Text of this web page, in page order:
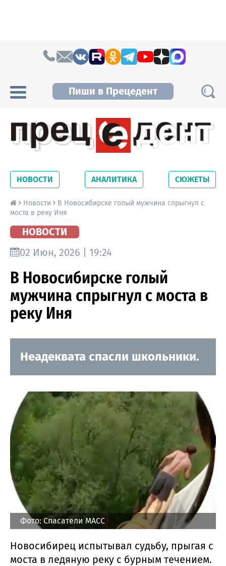
Пиши в Прецедент
Новосибирской области. Читайте свежие
новости на сайте сетевого издания
Precedent.
НОВОСТИ АНАЛИТИКА СЮЖЕТЫ
Новости
В Новосибирске голый мужчина спрыгнул с
моста в реку Иня
НОВОСТИ
02 Июн, 2026 | 19:24
В Новосибирске голый
мужчина спрыгнул с моста в
реку Иня
Неадеквата спасли школьники.
Фото: Спасатели МАСС
Новосибирец испытывал судьбу, прыгая с
моста в ледяную реку с бурным течением.